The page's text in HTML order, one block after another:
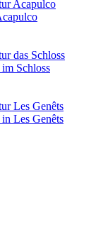
Acapulco
das Schloss
Schloss
Les Genêts
Les Genêts